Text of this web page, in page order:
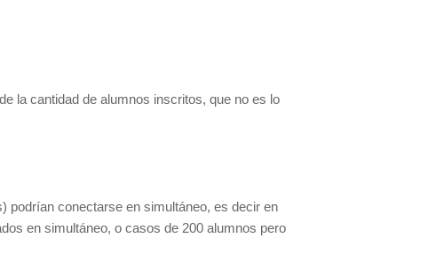
la cantidad de alumnos inscritos, que no es lo
podrían conectarse en simultáneo, es decir en
en simultáneo, o casos de 200 alumnos pero